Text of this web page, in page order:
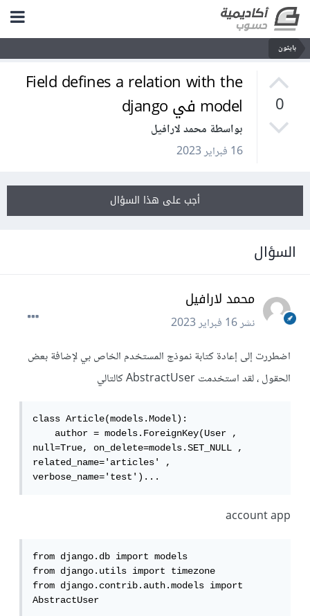
بايثون
0
Field defines a relation with the
model في django
بواسطة محمد لارافيل
16 فبراير 2023
أجب على هذا السؤال
السؤال
محمد لارافيل
نشر16 فبراير 2023
اضطررت إلى إعادة كتابة نموذج المستخدم الخاص بي لإضافة بعض
الحقول ، لقد استخدمت AbstractUser كالتالي
class Article(models.Model):
    author = models.ForeignKey(User ,
null=True, on_delete=models.SET_NULL ,
related_name='articles' ,
verbose_name='test')...
account app
from django.db import models
from django.utils import timezone
from django.contrib.auth.models import
AbstractUser